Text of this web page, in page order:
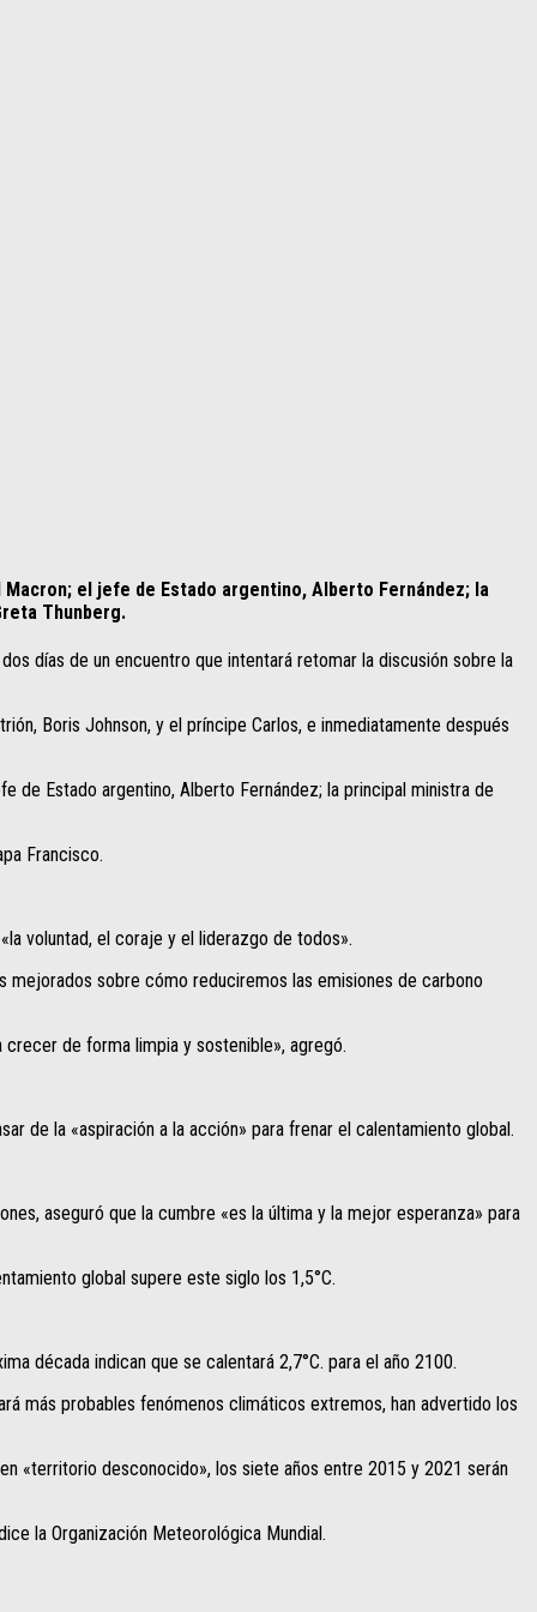
el jefe de Estado argentino, Alberto Fernández; la
Thunberg.
días de un encuentro que intentará retomar la discusión sobre la
Boris Johnson, y el príncipe Carlos, e inmediatamente después
de Estado argentino, Alberto Fernández; la principal ministra de
Francisco.
voluntad, el coraje y el liderazgo de todos».
sobre cómo reduciremos las emisiones de carbono
de forma limpia y sostenible», agregó.
de la «aspiración a la acción» para frenar el calentamiento global.
aseguró que la cumbre «es la última y la mejor esperanza» para
global supere este siglo los 1,5°C.
década indican que se calentará 2,7°C. para el año 2100.
más probables fenómenos climáticos extremos, han advertido los
«territorio desconocido», los siete años entre 2015 y 2021 serán
la Organización Meteorológica Mundial.